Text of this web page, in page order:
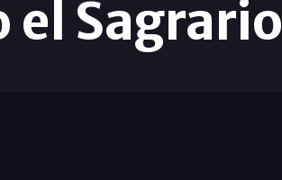
el Sagrario